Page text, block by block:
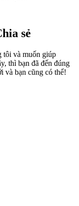
sẻ
tôi và muốn giúp
thì bạn đã đến đúng
và bạn cũng có thể!